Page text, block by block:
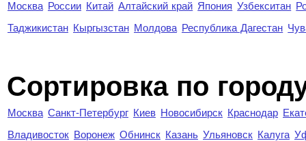
Москва России Китай Алтайский край Япония Узбекситан
Таджикистан Кыргызстан Молдова Республика Дагестан
Cортировка по
Москва Санкт-Петербург Киев Новосибирск Краснодар
Владивосток Воронеж Обнинск Казань Ульяновск Калуга